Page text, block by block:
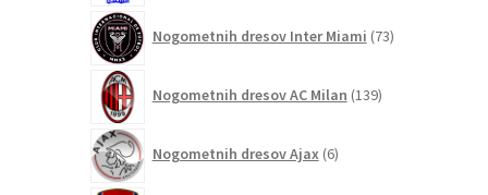
Nogometnih dresov Inter Miami 73izdelkov
Nogometnih dresov AC Milan 139izdelkov
Nogometnih dresov Ajax 6izdelkov